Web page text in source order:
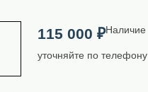
115 000 ₽Наличие
уточняйте по телефону